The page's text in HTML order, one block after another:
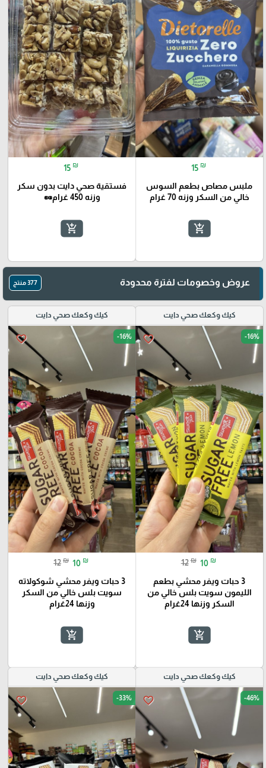
🎓
15 ₪
ملبس مصاص بطعم السوس
خالي من السكر وزنه 70 غرام
add_shopping_cart
15 ₪
فستقية صحي دايت بدون سكر
وزنه 450 غرام🥜
add_shopping_cart
عروض وخصومات لفترة محدودة 377 منتج
كيك وكعك صحي دايت
favorite_border -16%
12 ₪ 10 ₪
3 حبات ويفر محشي بطعم
الليمون سويت بلس خالي من
السكر وزنها 24غرام
add_shopping_cart
كيك وكعك صحي دايت
favorite_border -16%
12 ₪ 10 ₪
3 حبات ويفر محشي شوكولاته
سويت بلس خالي من السكر
وزنها 24غرام
add_shopping_cart
كيك وكعك صحي دايت
favorite_border -46%
كيك وكعك صحي دايت
favorite_border -33%